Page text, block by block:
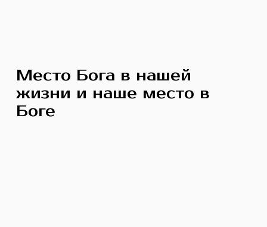
Место Бога в нашей
жизни и наше место в
Боге